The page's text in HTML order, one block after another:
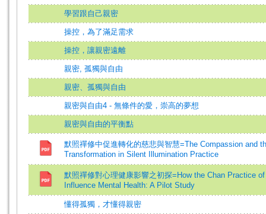
學習跟自己親密
操控，為了滿足需求
操控，讓親密遠離
親密, 孤獨與自由
親密、孤獨與自由
親密與自由4 - 無條件的愛，崇高的夢想
親密與自由的平衡點
默照禪修中促進轉化的慈悲與智慧=The Compassion and
Transformation in Silent Illumination Practice
默照禪修對心理健康影響之初探=How the Chan Practice
Influence Mental Health: A Pilot Study
懂得孤獨，才懂得親密